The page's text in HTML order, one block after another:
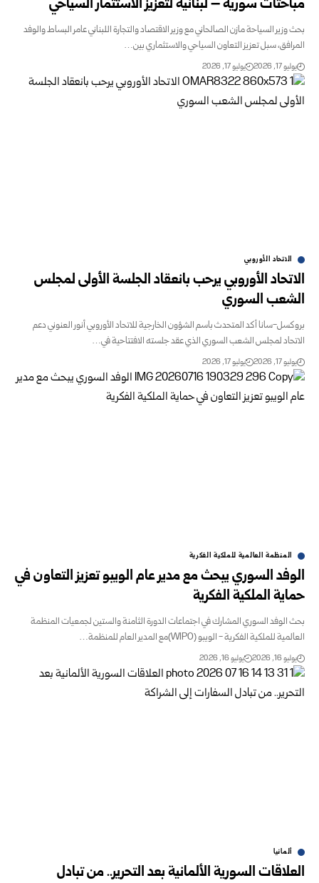
مباحثات سورية – لبنانية لتعزيز الاستثمار السياحي
بحث وزير السياحة مازن الصالحاني مع وزير الاقتصاد والتجارة اللبناني عامر البساط والوفد
المرافق، سبل تعزيز التعاون السياحي والاستثماري بين…
يوليو 17, 2026 يوليو 17, 2026
الاتحاد الأوروبي
الاتحاد الأوروبي يرحب بانعقاد الجلسة الأولى لمجلس
الشعب السوري
بروكسل-سانا أكد المتحدث باسم الشؤون الخارجية للاتحاد الأوروبي أنور العنوني دعم
الاتحاد لمجلس الشعب السوري الذي عقد جلسته الافتتاحية في…
يوليو 17, 2026 يوليو 17, 2026
المنظمة العالمية للملكية الفكرية
الوفد السوري يبحث مع مدير عام الويبو تعزيز التعاون في
حماية الملكية الفكرية
بحث الوفد السوري المشارك في اجتماعات الدورة الثامنة والستين لجمعيات المنظمة
العالمية للملكية الفكرية - الويبو (WIPO)مع المدير العام للمنظمة…
يوليو 16, 2026 يوليو 16, 2026
ألمانيا
العلاقات السورية الألمانية بعد التحرير.. من تبادل